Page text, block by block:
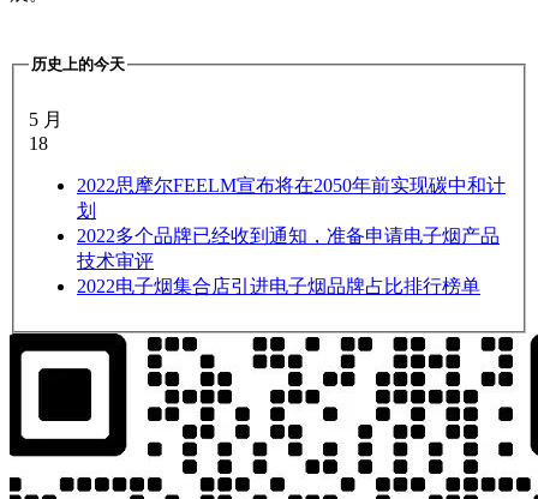
历史上的今天
5 月
18
2022思摩尔FEELM宣布将在2050年前实现碳中和计
划
2022多个品牌已经收到通知，准备申请电子烟产品
技术审评
2022电子烟集合店引进电子烟品牌占比排行榜单